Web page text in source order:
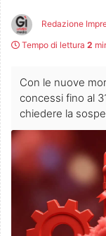
Redazione
Tempo di lettura 2
Con le nuove
concessi fino al
chiedere la